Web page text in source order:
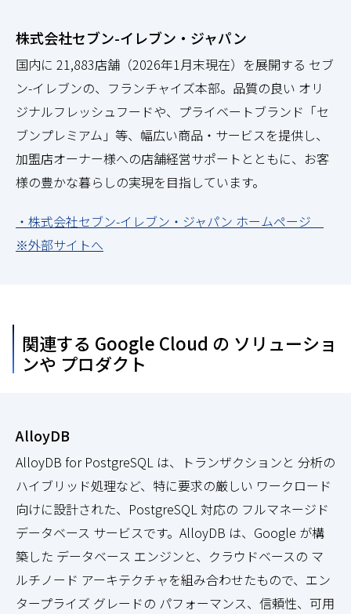
株式会社セブン-イレブン・ジャパン
国内に 21,883店舗（2026年1月末現在）を展開する セブ
ン-イレブンの、フランチャイズ本部。品質の良い オリ
ジナルフレッシュフードや、プライベートブランド「セ
ブンプレミアム」等、幅広い商品・サービスを提供し、
加盟店オーナー様への店舗経営サポートとともに、お客
様の豊かな暮らしの実現を目指しています。
・株式会社セブン-イレブン・ジャパン ホームページ
※外部サイトへ
関連する Google Cloud の ソリューショ
ンや プロダクト
AlloyDB
AlloyDB for PostgreSQL は、トランザクションと 分析の
ハイブリッド処理など、特に要求の厳しい ワークロード
向けに設計された、PostgreSQL 対応の フルマネージド
データベース サービスです。AlloyDB は、Google が構
築した データベース エンジンと、クラウドベースの マ
ルチノード アーキテクチャを組み合わせたもので、エン
タープライズ グレードの パフォーマンス、信頼性、可用